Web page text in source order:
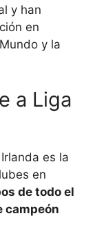
y han
en
y la
a Liga
es la
en
de todo el
campeón